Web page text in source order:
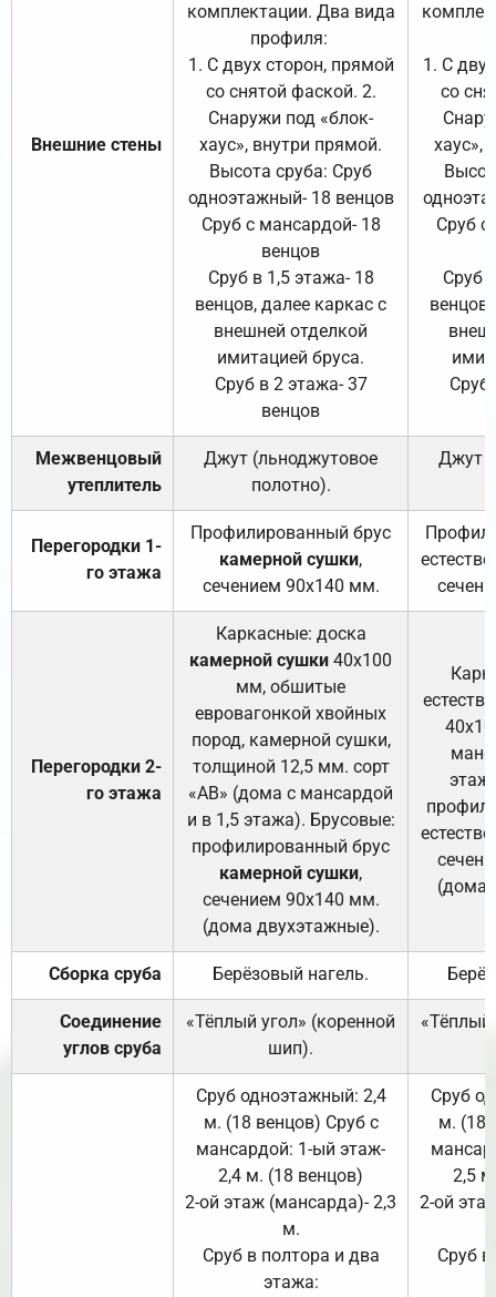
Внешние стены
комплектации. Два вида
профиля:
1. С двух сторон, прямой
со снятой фаской. 2.
Снаружи под «блок-
хаус», внутри прямой.
Высота сруба: Сруб
одноэтажный- 18 венцов
Сруб с мансардой- 18
венцов
Сруб в 1,5 этажа- 18
венцов, далее каркас с
внешней отделкой
имитацией бруса.
Сруб в 2 этажа- 37
венцов
1. С
со
хаус»,
Сруб с
Сруб
Сруб
Межвенцовый
утеплитель
Джут (льноджутовое
полотно).
Джут
Перегородки 1-
го этажа
Профилированный брус
камерной сушки,
сечением 90х140 мм.
Перегородки 2-
го этажа
Каркасные: доска
камерной сушки 40х100
мм, обшитые
евровагонкой хвойных
пород, камерной сушки,
толщиной 12,5 мм. сорт
«АВ» (дома с мансардой
и в 1,5 этажа). Брусовые:
профилированный брус
камерной сушки,
сечением 90х140 мм.
(дома двухэтажные).
(дома
Сборка сруба Берёзовый нагель.
Соединение
углов сруба
«Тёплый угол» (коренной
шип).
«Тёплый
Сруб одноэтажный: 2,4
м. (18 венцов) Сруб с
мансардой: 1-ый этаж-
2,4 м. (18 венцов)
2-ой этаж (мансарда)- 2,3
м.
Сруб в полтора и два
этажа:
Сруб
м. (18
2,5
2-ой
Сруб